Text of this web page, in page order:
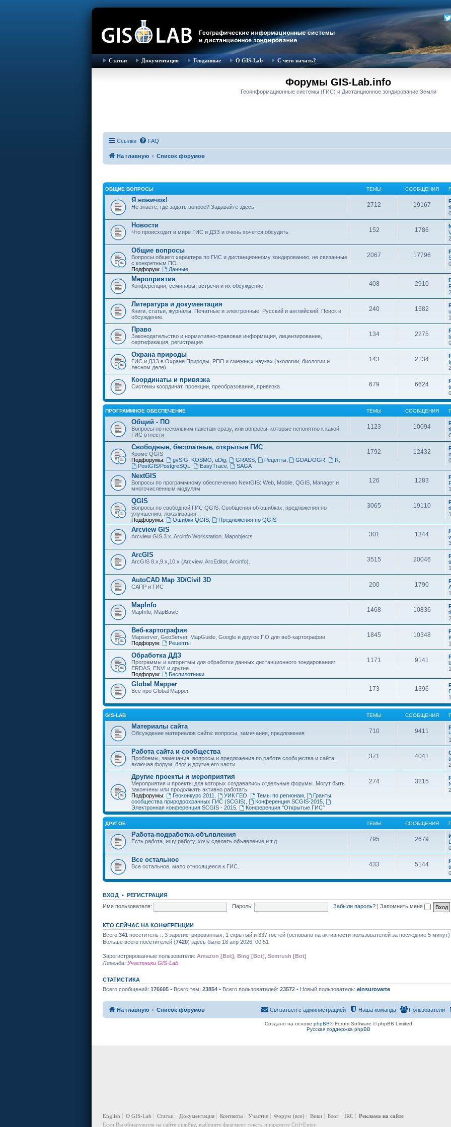
Статьи Документация Геоданные О GIS-Lab С чего начать?
Форумы GIS-Lab.info
Геоинформационные системы (ГИС) и Дистанционное зондирование Земли
Ссылки FAQ
На главную Список форумов
ОБЩИЕ ВОПРОСЫ ТЕМЫ СООБЩЕНИЯ
Я новичок!
Не знаете, где задать вопрос? Задавайте здесь. 2712 19167
Новости
Что происходит в мире ГИС и ДЗЗ и очень хочется обсудить. 152 1786
Общие вопросы
Вопросы общего характера по ГИС и дистанционному зондированию, не связанные
с конкретным ПО.
Подфорум:
Данные
2067 17796
Мероприятия
Конференции, семинары, встречи и их обсуждение 408 2910
Литература и документация
Книги, статьи, журналы. Печатные и электронные. Русский и английский. Поиск и
обсуждение.
240 1582
Право
Законодательство и нормативно-правовая информация, лицензирование,
сертификация, регистрация.
134 2275
Охрана природы
ГИС и ДЗЗ в Охране Природы, РПП и смежных науках (экологии, биологии и
лесном деле)
143 2134
Координаты и привязка
Системы координат, проекции, преобразования, привязка 679 6624
ПРОГРАММНОЕ ОБЕСПЕЧЕНИЕ ТЕМЫ СООБЩЕНИЯ
Общий - ПО
Вопросы по нескольким пакетам сразу, или вопросы, которые непонятно к какой
ГИС отнести
1123 10094
Свободные, бесплатные, открытые ГИС
Кроме QGIS
Подфорумы:
gvSIG, KOSMO, uDig, GRASS, Рецепты, GDAL/OGR R
PostGIS/PostgreSQL
EasyTrace, SAGA
1792 12432
NextGIS
Вопросы по программному обеспечению NextGIS: Web, Mobile, QGIS, Manager и
многочисленным модулям
126 1283
QGIS
Вопросы по свободной ГИС QGIS. Сообщения об ошибках, предложения по
улучшению, локализация.
Подфорумы:
Ошибки QGIS, Предложения по QGIS
3065 19110
Arcview GIS
Arcview GIS 3.x, Arcinfo Workstation, Mapobjects 301 1344
ArcGIS
ArcGIS 8.x,9.x,10.x (Arcview, ArcEditor, Arcinfo). 3515 20046
AutoCAD Map 3D/Civil 3D
САПР и ГИС 200 1790
MapInfo
MapInfo, MapBasic 1468 10836
Веб-картография
Mapserver, GeoServer, MapGuide, Google и другое ПО для веб-картографии
Подфорум:
Рецепты
1845 10348
Обработка ДДЗ
Программы и алгоритмы для обработки данных дистанционного зондирования:
ERDAS, ENVI и другие.
Подфорум:
Беспилотники
1171 9141
Global Mapper
Все про Global Mapper 173 1396
GIS-LAB ТЕМЫ СООБЩЕНИЯ
Материалы сайта
Обсуждение материалов сайта: вопросы, замечания, предложения 710 9411
Работа сайта и сообщества
Проблемы, замечания, вопросы и предложения по работе сообщества и сайта,
включая форум, блог и другие его части.
371 4041
Другие проекты и мероприятия
Мероприятия и проекты для которых создавались отдельные форумы. Могут быть
закончены или продолжать активно работать.
Подфорумы:
Геоконкурс 2011 УИК ГЕО Темы по регионам
Гранты
сообщества природоохранных ГИС (SCGIS)
Конференция SCGIS-2015,
Электронная конференция SCGIS - 2015
Конференция "Открытые ГИС"
274 3215
ДРУГОЕ ТЕМЫ СООБЩЕНИЯ
Работа-подработка-объявления
Есть работа, ищу работу, хочу сделать объявление и т.д. 795 2679
Все остальное
Все остальное, мало относящееся к ГИС. 433 5144
ВХОД • РЕГИСТРАЦИЯ
Имя пользователя:
Пароль: Забыли пароль? Запомнить меня
КТО СЕЙЧАС НА КОНФЕРЕНЦИИ
Всего 341 посетитель :: 3 зарегистрированных, 1 скрытый и 337 гостей (основано на активности пользователей за последние 5 минут)
Больше всего посетителей (7420) здесь было 18 апр 2026, 00:51
Зарегистрированные пользователи: Amazon [Bot] Bing [Bot] Semrush [Bot]
Легенда: Участники GIS-Lab
СТАТИСТИКА
Всего сообщений: 176605 • Всего тем: 23854 • Всего пользователей: 23572 • Новый пользователь: einsurovarte
На главную Список форумов Пользователи
Наша команда
Связаться с администрацией
Создано на основе phpBB® Forum Software © phpBB Limited
Русская поддержка phpBB
English О GIS-Lab Статьи Документация Контакты Участие Форум (все) Вики Блог IRC
Реклама на сайте
Если Вы обнаружили на сайте ошибку, выберите фрагмент текста и нажмите Ctrl+Enter